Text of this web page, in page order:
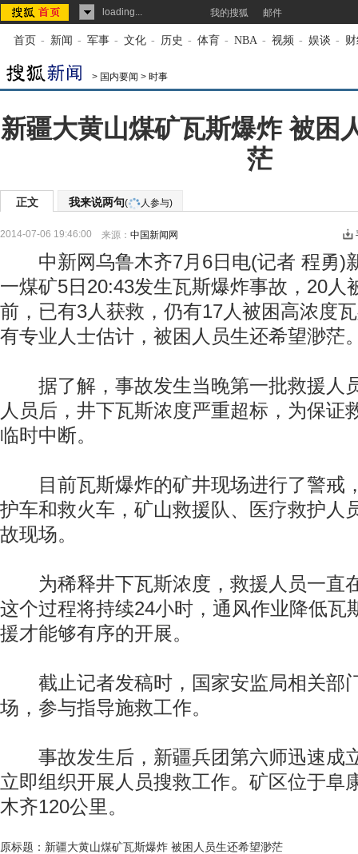
loading... 我的搜狐 邮件
首页 - 新闻 - 军事 - 文化 - 历史 - 体育 - NBA - 视频 - 娱谈 -
> 国内要闻 > 时事
新疆大黄山煤矿瓦斯爆炸 被困
茫
正文 我来说两句( 人参与)
2014-07-06 19:46:00 来源： 中国新闻网
中新网乌鲁木齐7月6日电(记者 程勇)
一煤矿5日20:43发生瓦斯爆炸事故，20人
前，已有3人获救，仍有17人被困高浓度
有专业人士估计，被困人员生还希望渺茫
据了解，事故发生当晚第一批救援人
人员后，井下瓦斯浓度严重超标，为保证
临时中断。
目前瓦斯爆炸的矿井现场进行了警戒
护车和救火车，矿山救援队、医疗救护人
故现场。
为稀释井下瓦斯浓度，救援人员一直
这个过程将持续24小时，通风作业降低瓦
援才能够有序的开展。
截止记者发稿时，国家安监局相关部
场，参与指导施救工作。
事故发生后，新疆兵团第六师迅速成
立即组织开展人员搜救工作。矿区位于阜
木齐120公里。
原标题：新疆大黄山煤矿瓦斯爆炸 被困人员生还希望渺茫